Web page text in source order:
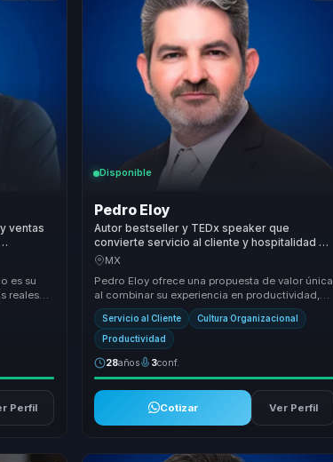
ventas
para
es su
reales
Perfil
Disponible
Pedro Eloy
Autor bestseller y TEDx speaker que
convierte servicio al cliente y hospitalidad en
productividad y ventas sostenibles para
MX
Pedro Eloy ofrece una propuesta de valor única
al combinar su experiencia en productividad,
innovación y experiencia del cliente con un e...
Servicio al Cliente Cultura Organizacional
Productividad
28años 3conf.
Cotizar Ver Perfil